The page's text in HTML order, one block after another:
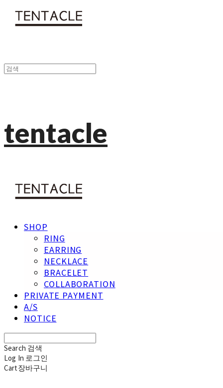
tentacle
SHOP
RING
EARRING
NECKLACE
BRACELET
COLLABORATION
PRIVATE PAYMENT
A/S
NOTICE
Search 검색
Log In 로그인
Cart장바구니